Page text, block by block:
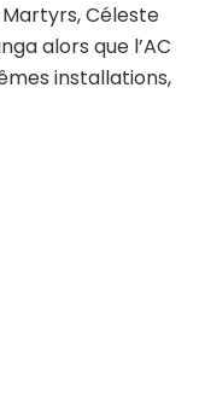
Martyrs, Céleste
alors que l’AC
installations,